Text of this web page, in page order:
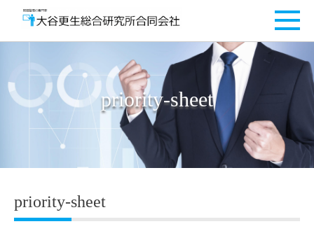
priority-sheet
priority-sheet